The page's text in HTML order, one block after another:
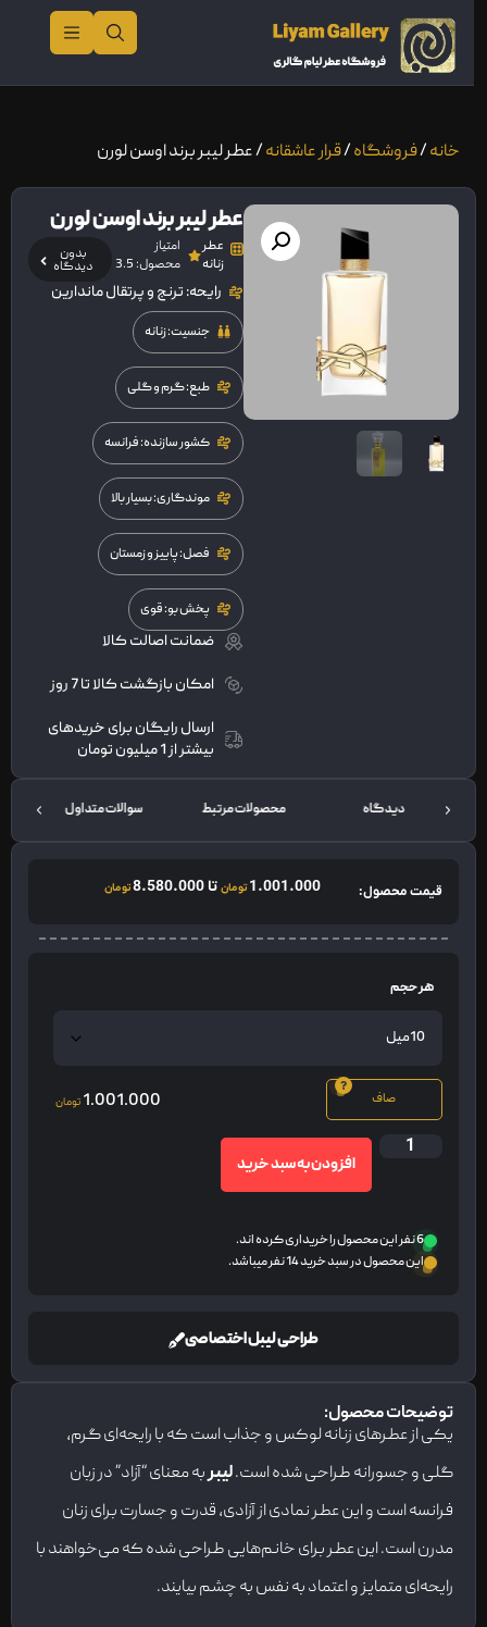
خانه/فروشگاه/قرار عاشقانه/ عطر لیبر برند اوسن لورن
عطر لیبر برند اوسن لورن
عطر
زنانه
امتیاز
محصول: 3.5
بدون
دیدگاه
رایحه: ترنج و پرتقال ماندارین
جنسیت: زنانه
طبع: گرم و گلی
کشور سازنده: فرانسه
موندگاری: بسیار بالا
فصل: پاییز و زمستان
پخش بو: قوی
ضمانت اصالت کالا
امکان بازگشت کالا تا 7 روز
ارسال رایگان برای خریدهای
بیشتر از 1 میلیون تومان
دیدگاه محصولات مرتبط سوالات متداول
قیمت محصول: 1.001.000تومانتا8.580.000تومان
هر حجم
صاف 1.001.000تومان
افزودن به سبد خرید
6 نفر این محصول را خریداری کرده اند.
این محصول در سبد خرید 14 نفر میباشد.
طراحی لیبل اختصاصی
توضیحات محصول:
یکی از عطرهای زنانه لوکس و جذاب است که با رایحه‌ای گرم،
گلی و جسورانه طراحی شده است.لیبربه معنای “آزاد” در زبان
فرانسه است و این عطر نمادی از آزادی، قدرت و جسارت برای زنان
مدرن است. این عطر برای خانم‌هایی طراحی شده که می‌خواهند با
رایحه‌ای متمایز و اعتماد به نفس به چشم بیایند.